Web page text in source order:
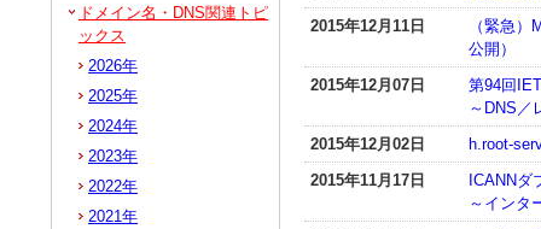
2015年12月11日
（緊急
公開）
2015年12月07日
第94回
～DNS／
2015年12月02日
h.root-
2015年11月17日
ICANNダ
～インタ
ドメイン名・DNS関連トピ
ックス
2026年
2025年
2024年
2023年
2022年
2021年